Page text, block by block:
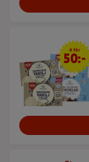
4 för 50 kr
4 för
50:-